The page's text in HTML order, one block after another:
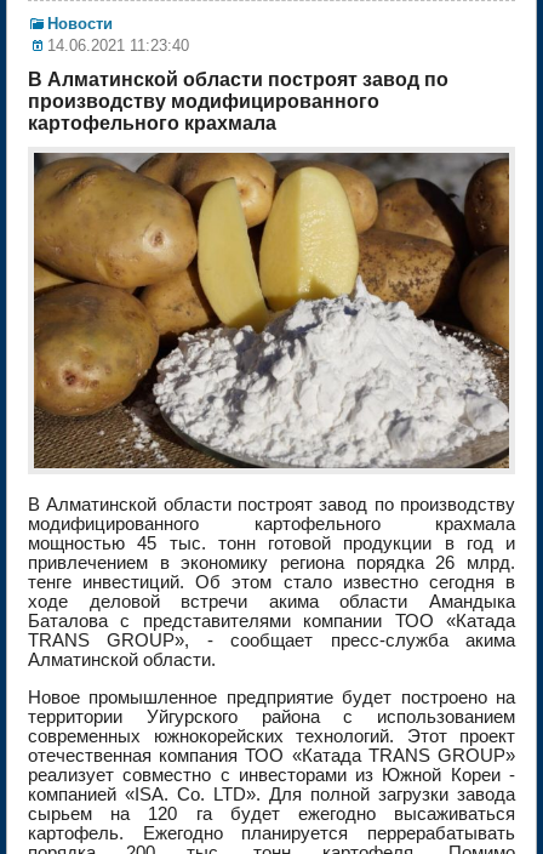
Новости
14.06.2021 11:23:40
В Алматинской области построят завод по
производству модифицированного
картофельного крахмала
В Алматинской области построят завод по производству
модифицированного картофельного крахмала
мощностью 45 тыс. тонн готовой продукции в год и
привлечением в экономику региона порядка 26 млрд.
тенге инвестиций. Об этом стало известно сегодня в
ходе деловой встречи акима области Амандыка
Баталова с представителями компании ТОО «Катада
TRANS GROUP», - сообщает пресс-служба акима
Алматинской области.
Новое промышленное предприятие будет построено на
территории Уйгурского района с использованием
современных южнокорейских технологий. Этот проект
отечественная компания ТОО «Катада TRANS GROUP»
реализует совместно с инвесторами из Южной Кореи -
компанией «ISA. Co. LTD». Для полной загрузки завода
сырьем на 120 га будет ежегодно высаживаться
картофель. Ежегодно планируется перрерабатывать